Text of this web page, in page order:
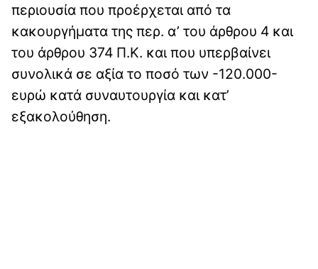
περιουσία που προέρχεται από τα
κακουργήματα της περ. α’ του άρθρου 4 και
του άρθρου 374 Π.Κ. και που υπερβαίνει
συνολικά σε αξία το ποσό των -120.000-
ευρώ κατά συναυτουργία και κατ’
εξακολούθηση.